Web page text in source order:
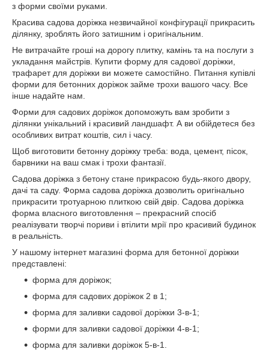
з форми своїми руками.
Красива садова доріжка незвичайної конфігурації прикрасить
ділянку, зроблять його затишним і оригінальним.
Не витрачайте гроші на дорогу плитку, камінь та на послуги з
укладання майстрів. Купити форму для садової доріжки,
трафарет для доріжки ви можете самостійно. Питання купівлі
форми для бетонних доріжок займе трохи вашого часу. Все
інше надайте нам.
Форми для садових доріжок допоможуть вам зробити з
ділянки унікальний і красивий ландшафт. А ви обійдетеся без
особливих витрат коштів, сил і часу.
Щоб виготовити бетонну доріжку треба: вода, цемент, пісок,
барвники на ваш смак і трохи фантазії.
Садова доріжка з бетону стане прикрасою будь-якого двору,
дачі та саду. Форма садова доріжка дозволить оригінально
прикрасити тротуарною плиткою свій двір. Садова доріжка
форма власного виготовлення – прекрасний спосіб
реалізувати творчі пориви і втілити мрії про красивий будинок
в реальність.
У нашому інтернет магазині форма для бетонної доріжки
представлені:
форма для доріжок;
форма для садових доріжок 2 в 1;
форма для заливки садової доріжки 3-в-1;
форми для заливки садової доріжки 4-в-1;
форма для заливки доріжок 5-в-1.